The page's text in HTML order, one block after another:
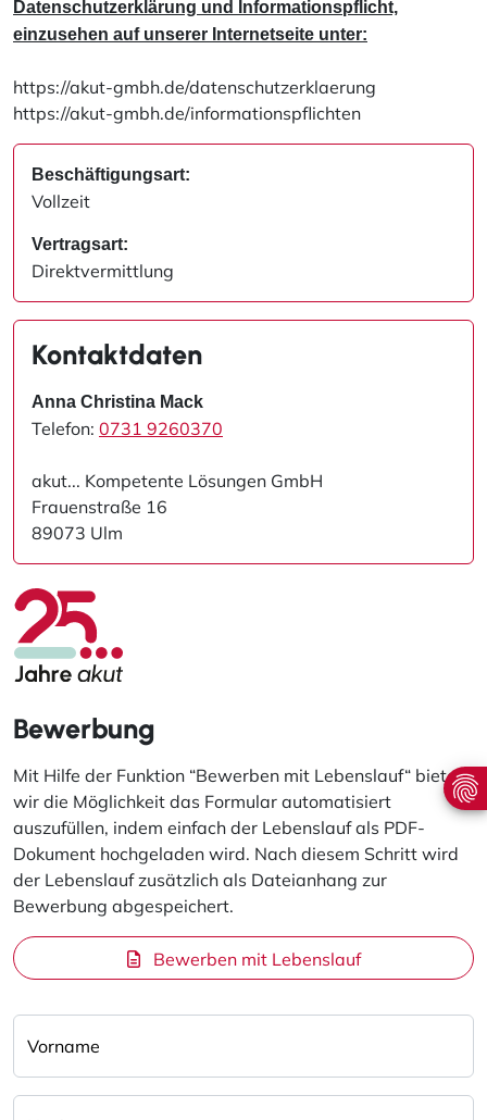
Datenschutzerklärung und Informationspflicht,
einzusehen auf unserer Internetseite unter:
https://akut-gmbh.de/datenschutzerklaerung
https://akut-gmbh.de/informationspflichten
Beschäftigungsart:
Vollzeit
Vertragsart:
Direktvermittlung
Kontaktdaten
Anna Christina Mack
Telefon: 0731 9260370
akut... Kompetente Lösungen GmbH
Frauenstraße 16
89073 Ulm
Bewerbung
Mit Hilfe der Funktion “Bewerben mit Lebenslauf“ bieten
wir die Möglichkeit das Formular automatisiert
auszufüllen, indem einfach der Lebenslauf als PDF-
Dokument hochgeladen wird. Nach diesem Schritt wird
der Lebenslauf zusätzlich als Dateianhang zur
Bewerbung abgespeichert.
Bewerben mit Lebenslauf
Vorname